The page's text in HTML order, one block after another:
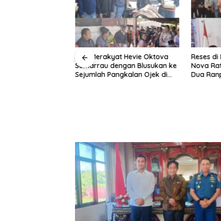
Aksi Merakyat Hevie Oktova
Sumarrau dengan Blusukan ke
Sejumlah Pangkalan Ojek di
Reses di
Nova
Dua